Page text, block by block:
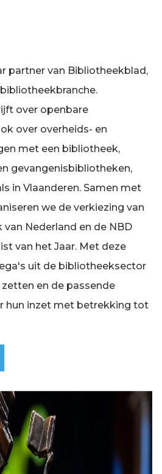
partner van Bibliotheekblad,
over openbare
over overheids- en
met een bibliotheek,
gevangenisbibliotheken,
in Vlaanderen. Samen met
we de verkiezing van
Nederland en de NBD
van het Jaar. Met deze
uit de bibliotheeksector
en de passende
hun inzet met betrekking tot